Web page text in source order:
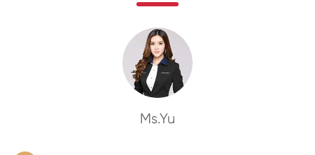
Ms.Yu